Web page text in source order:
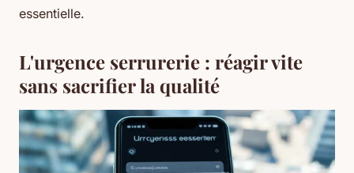
essentielle.
L'urgence serrurerie : réagir vite
sans sacrifier la qualité